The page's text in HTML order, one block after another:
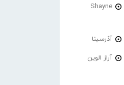
Shayne
آذرسینا
آراز الوین